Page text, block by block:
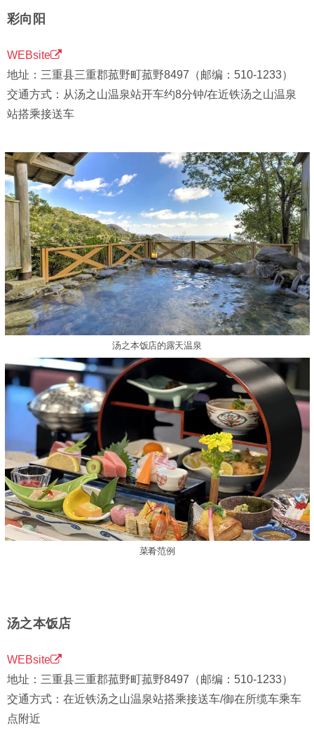
彩向阳
WEBsite
地址：三重县三重郡菰野町菰野8497（邮编：510-1233）
交通方式：从汤之山温泉站开车约8分钟/在近铁汤之山温泉
站搭乘接送车
汤之本饭店的露天温泉
菜肴范例
汤之本饭店
WEBsite
地址：三重县三重郡菰野町菰野8497（邮编：510-1233）
交通方式：在近铁汤之山温泉站搭乘接送车/御在所缆车乘车
点附近